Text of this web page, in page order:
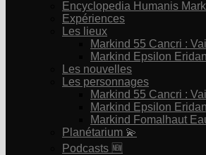
Encyclopedia Humanis
Expériences
Les lieux
Markind 55 Cancri :
Markind Epsilon
Les nouvelles
Les personnages
Markind 55 Cancri :
Markind Epsilon
Markind Fomalhaut
Planétarium 💫
Podcasts 🆕